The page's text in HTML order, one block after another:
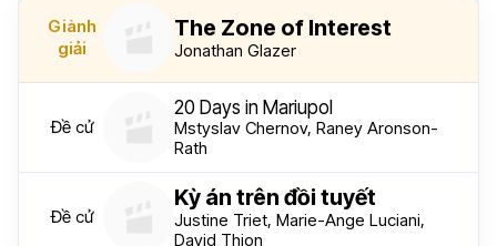
Giành
giải
The Zone of Interest
Jonathan Glazer
Đề cử
20 Days in Mariupol
Mstyslav Chernov, Raney Aronson-
Rath
Đề cử
Kỳ án trên đồi tuyết
Justine Triet, Marie-Ange Luciani,
David Thion